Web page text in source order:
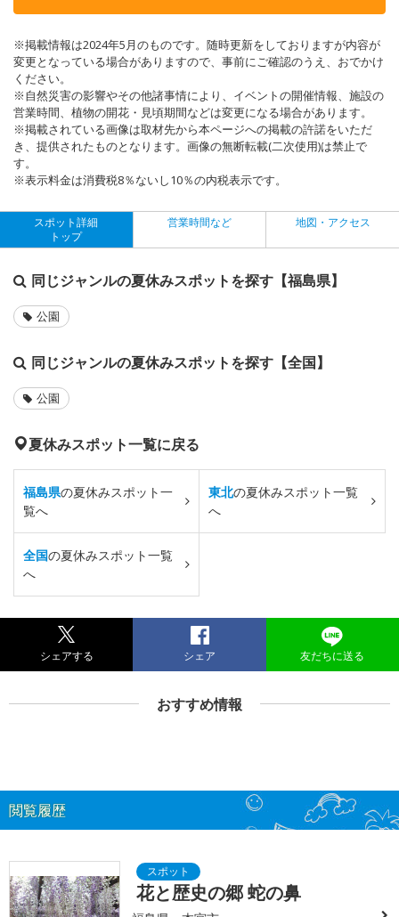
※掲載情報は2024年5月のものです。随時更新をしておりますが内容が
変更となっている場合がありますので、事前にご確認のうえ、おでかけ
ください。
※自然災害の影響やその他諸事情により、イベントの開催情報、施設の
営業時間、植物の開花・見頃期間などは変更になる場合があります。
※掲載されている画像は取材先から本ページへの掲載の許諾をいただ
き、提供されたものとなります。画像の無断転載(二次使用)は禁止で
す。
※表示料金は消費税8％ないし10％の内税表示です。
スポット詳細
トップ
営業時間など 地図・アクセス
同じジャンルの夏休みスポットを探す【福島県】
公園
同じジャンルの夏休みスポットを探す【全国】
公園
夏休みスポット一覧に戻る
福島県の夏休みスポット一
覧へ
東北の夏休みスポット一覧
へ
全国の夏休みスポット一覧
へ
シェアする シェア 友だちに送る
おすすめ情報
閲覧履歴
花と歴史の郷 蛇の鼻